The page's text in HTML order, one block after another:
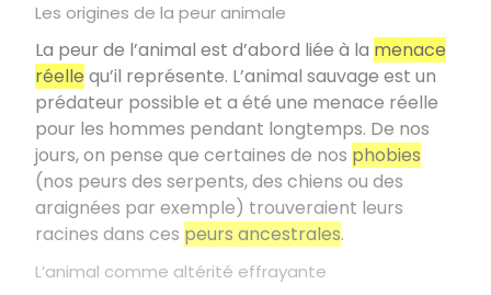
Les origines de la peur animale
La peur de l’animal est d’abord liée à la menace
réelle qu’il représente. L’animal sauvage est un
prédateur possible et a été une menace réelle
pour les hommes pendant longtemps. De nos
jours, on pense que certaines de nos phobies
(nos peurs des serpents, des chiens ou des
araignées par exemple) trouveraient leurs
racines dans ces peurs ancestrales.
L’animal comme altérité effrayante